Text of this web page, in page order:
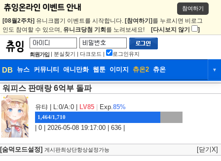
참여하기
[08월2주차] 유니크뽑기 이벤트를 시작합니다. [참여하기] 를 누르시면 비로그
인도 참여할 수 있으며, 유니크당첨 기회 를 노려보세요! [다시보지 않기 ]
회원가입 | 분실찾기 | 다크모드 | 로그인유지
DB 뉴스 커뮤니티 애니만화 웹툰 이미지 츄온2 츄온 ▼
DB 뉴스
웹툰 이미지
워피스 판매랑 6억부 돌파
유탸 | L:0/A:0 | LV85 Exp.85%
1,464/1,710
| 0 | 2026-05-08 19:17:00 | 636 |
[숨덕모드설정] 게시판최상단항상설정가능 [닫기X]